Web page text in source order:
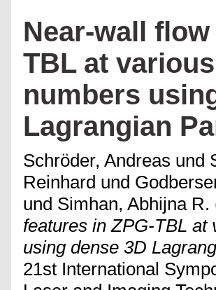
Near-wall
TBL at
numbers
Lagrangian
Schröder, Andreas und
Reinhard und
und Simhan, Abhijna R.
features in ZPG-TBL at
using dense 3D
21st International